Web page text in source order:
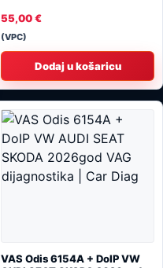
55,00€
(VPC)
Dodaj u košaricu
VAS Odis 6154A + DoIP VW